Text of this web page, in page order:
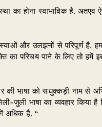
का होना स्वाभाविक है.
और उलझनों से
परिचय पाने के लिए तो हमें
भाषा को सधुक्कड़ी नाम से
जुली भाषा का व्यवहार
अधिक है. “